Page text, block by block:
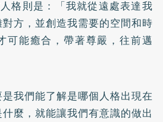
格則是：「我就從遠處表達我
方，並創造我需要的空間和時
可能癒合，帶著尊嚴，往前邁
我們能了解是哪個人格出現在
麼，就能讓我們有意識的做出